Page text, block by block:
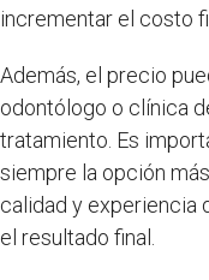
incrementar el costo
Además, el precio
odontólogo o clínica
tratamiento. Es
siempre la opción
calidad y experiencia
el resultado final.